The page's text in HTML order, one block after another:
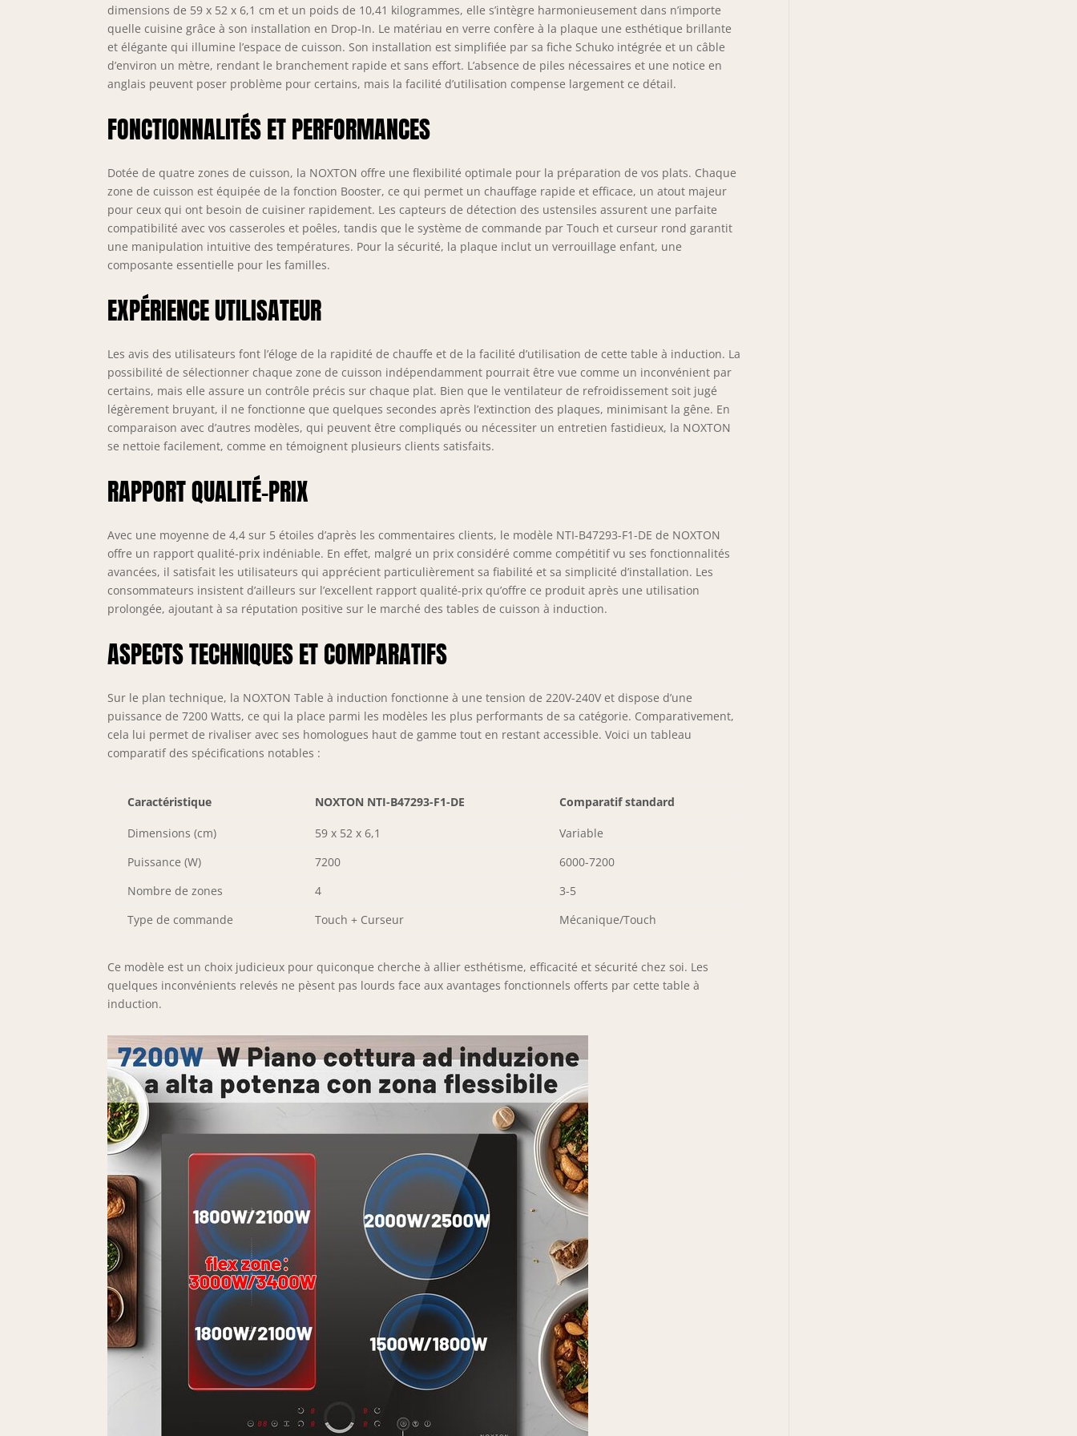
Avec une puissance totale de 7200 W et une alimentation directe
(sans prise), la table de cuisson offre une puissance illimitée pour
les besoins de cuisson les plus exigeants. Minuterie et verrouillage
des enfants : La fonction minuterie (1 à 99 minutes) et le verrouillage
des enfants garantissent une expérience de cuisson sûre et flexible,
idéale pour les ménages familiaux. Taille d'installation compacte : la
cm) s'intègre parfaitement dans le plan de travail de votre cuisine
(dimensions d'installation : 56 x 49 cm) et offre une solution peu
dimensions de 59 x 52 x 6,1 cm et un poids de 10,41 kilogrammes, elle s’intègre harmonieusement dans n’importe
quelle cuisine grâce à son installation en Drop-In. Le matériau en verre confère à la plaque une esthétique brillante
et élégante qui illumine l’espace de cuisson. Son installation est simplifiée par sa fiche Schuko intégrée et un câble
d’environ un mètre, rendant le branchement rapide et sans effort. L’absence de piles nécessaires et une notice en
anglais peuvent poser problème pour certains, mais la facilité d’utilisation compense largement ce détail.
FONCTIONNALITÉS ET PERFORMANCES
Dotée de quatre zones de cuisson, la NOXTON offre une flexibilité optimale pour la préparation de vos plats. Chaque
zone de cuisson est équipée de la fonction Booster, ce qui permet un chauffage rapide et efficace, un atout majeur
pour ceux qui ont besoin de cuisiner rapidement. Les capteurs de détection des ustensiles assurent une parfaite
compatibilité avec vos casseroles et poêles, tandis que le système de commande par Touch et curseur rond garantit
une manipulation intuitive des températures. Pour la sécurité, la plaque inclut un verrouillage enfant, une
composante essentielle pour les familles.
EXPÉRIENCE UTILISATEUR
Les avis des utilisateurs font l’éloge de la rapidité de chauffe et de la facilité d’utilisation de cette table à induction. La
possibilité de sélectionner chaque zone de cuisson indépendamment pourrait être vue comme un inconvénient par
certains, mais elle assure un contrôle précis sur chaque plat. Bien que le ventilateur de refroidissement soit jugé
légèrement bruyant, il ne fonctionne que quelques secondes après l’extinction des plaques, minimisant la gêne. En
comparaison avec d’autres modèles, qui peuvent être compliqués ou nécessiter un entretien fastidieux, la NOXTON
se nettoie facilement, comme en témoignent plusieurs clients satisfaits.
RAPPORT QUALITÉ-PRIX
Avec une moyenne de 4,4 sur 5 étoiles d’après les commentaires clients, le modèle NTI-B47293-F1-DE de NOXTON
offre un rapport qualité-prix indéniable. En effet, malgré un prix considéré comme compétitif vu ses fonctionnalités
avancées, il satisfait les utilisateurs qui apprécient particulièrement sa fiabilité et sa simplicité d’installation. Les
consommateurs insistent d’ailleurs sur l’excellent rapport qualité-prix qu’offre ce produit après une utilisation
prolongée, ajoutant à sa réputation positive sur le marché des tables de cuisson à induction.
ASPECTS TECHNIQUES ET COMPARATIFS
Sur le plan technique, la NOXTON Table à induction fonctionne à une tension de 220V-240V et dispose d’une
puissance de 7200 Watts, ce qui la place parmi les modèles les plus performants de sa catégorie. Comparativement,
cela lui permet de rivaliser avec ses homologues haut de gamme tout en restant accessible. Voici un tableau
comparatif des spécifications notables :
Caractéristique NOXTON NTI-B47293-F1-DE Comparatif standard
Dimensions (cm) 59 x 52 x 6,1
Variable
Puissance (W)
7200
6000-7200
Nombre de zones
4
3-5
Type de commande
Touch + Curseur Mécanique/Touch
Ce modèle est un choix judicieux pour quiconque cherche à allier esthétisme, efficacité et sécurité chez soi. Les
quelques inconvénients relevés ne pèsent pas lourds face aux avantages fonctionnels offerts par cette table à
induction.